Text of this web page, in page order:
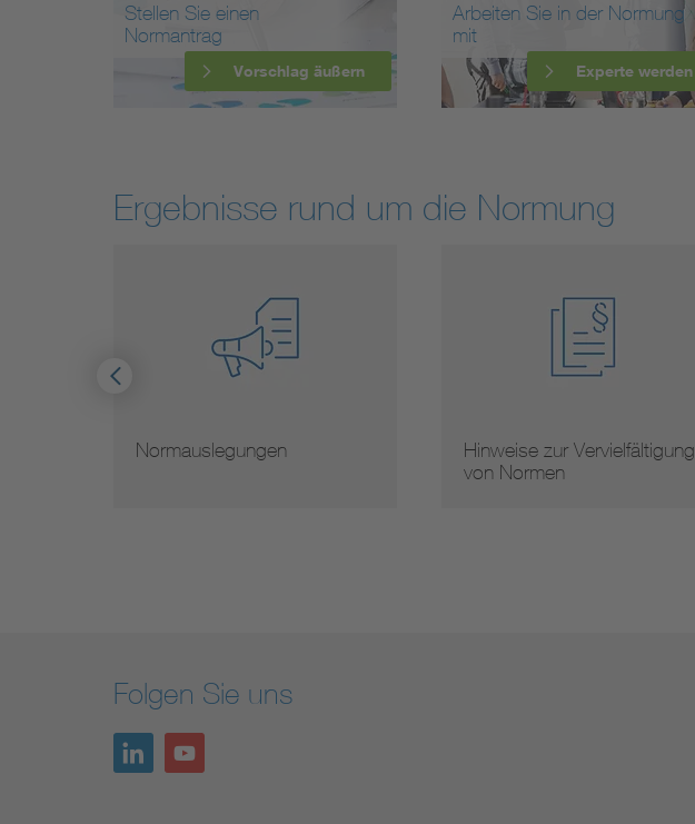
Stellen Sie einen
Normantrag
Vorschlag äußern
Arbeiten Sie in der Normung
mit
Experte werden
Ergebnisse rund um die Normung
Hinweise zur Vervielfältigung
Mit dem Know-How unserer
Normungsroadmaps ans …
Folgen Sie uns